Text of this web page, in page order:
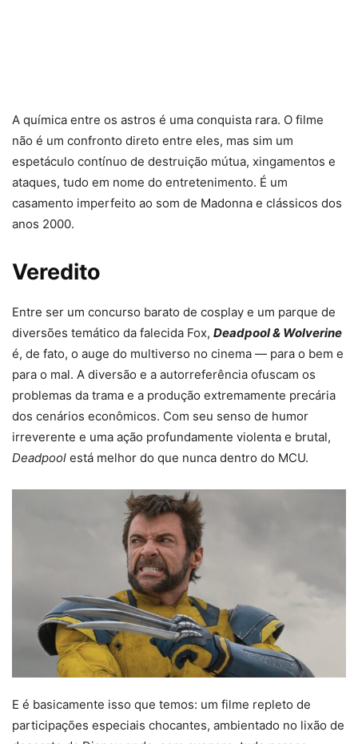
A química entre os astros é uma conquista rara. O filme
não é um confronto direto entre eles, mas sim um
espetáculo contínuo de destruição mútua, xingamentos e
ataques, tudo em nome do entretenimento. É um
casamento imperfeito ao som de Madonna e clássicos dos
anos 2000.
Veredito
Entre ser um concurso barato de cosplay e um parque de
diversões temático da falecida Fox, Deadpool & Wolverine
é, de fato, o auge do multiverso no cinema — para o bem e
para o mal. A diversão e a autorreferência ofuscam os
problemas da trama e a produção extremamente precária
dos cenários econômicos. Com seu senso de humor
irreverente e uma ação profundamente violenta e brutal,
Deadpool está melhor do que nunca dentro do MCU.
E é basicamente isso que temos: um filme repleto de
participações especiais chocantes, ambientado no lixão de